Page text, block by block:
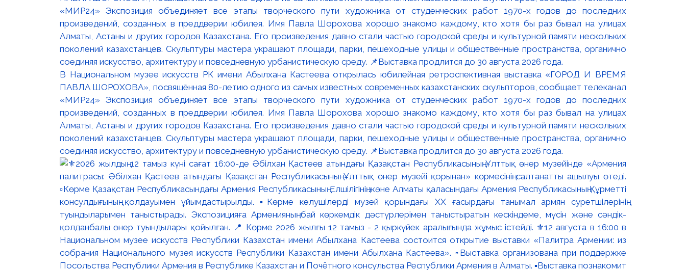
В Национальном музее искусств РК имени Абылхана Кастеева открылась юбилейная ретроспективная выставка «ГОРОД И ВРЕМЯ
ПАВЛА ШОРОХОВА», посвящённая 80-летию одного из самых известных современных казахстанских скульпторов, сообщает телеканал
«МИР24» Экспозиция объединяет все этапы творческого пути художника от студенческих работ 1970-х годов до последних
произведений, созданных в преддверии юбилея. Имя Павла Шорохова хорошо знакомо каждому, кто хотя бы раз бывал на улицах
Алматы, Астаны и других городов Казахстана. Его произведения давно стали частью городской среды и культурной памяти нескольких
поколений казахстанцев. Скульптуры мастера украшают площади, парки, пешеходные улицы и общественные пространства, органично
соединяя искусство, архитектуру и повседневную урбанистическую среду. 📌Выставка продлится до 30 августа 2026 года.